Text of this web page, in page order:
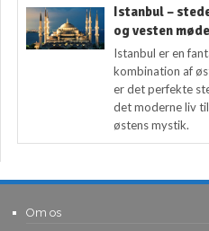
Istanbul –
og vesten
Istanbul er en
kombination af
er det perfekte
det moderne liv
østens mystik.
Om os